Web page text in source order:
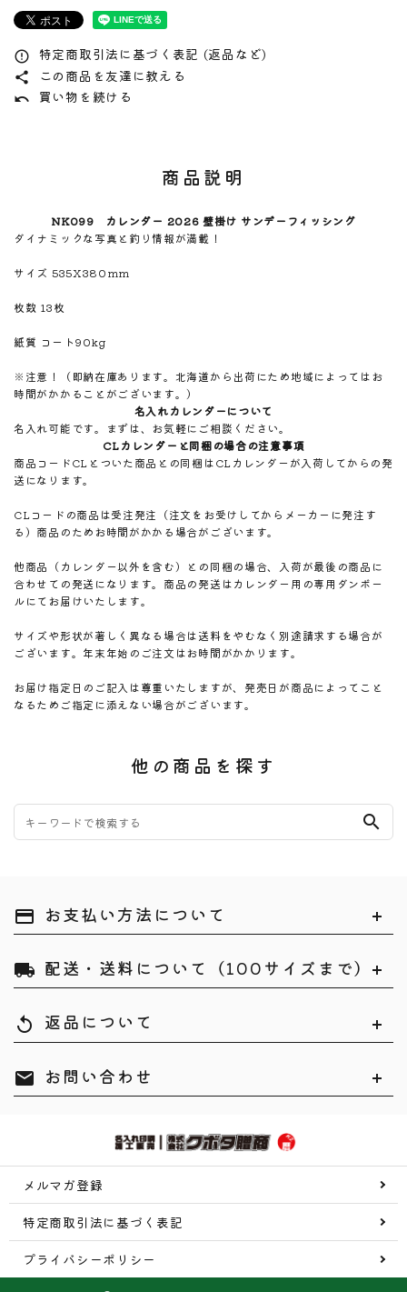
error_outline 特定商取引法に基づく表記 (返品など)
share この商品を友達に教える
undo 買い物を続ける
商品説明
NK099 カレンダー 2026 壁掛け サンデーフィッシング
ダイナミックな写真と釣り情報が満載！
サイズ 535X380mm
枚数 13枚
紙質 コート90kg
※注意！（即納在庫あります。北海道から出荷にため地域によってはお
時間がかかることがございます。）
名入れカレンダーについて
名入れ可能です。まずは、お気軽にご相談ください。
CLカレンダーと同梱の場合の注意事項
商品コードCLとついた商品との同梱はCLカレンダーが入荷してからの発
送になります。
CLコードの商品は受注発注（注文をお受けしてからメーカーに発注す
る）商品のためお時間がかかる場合がございます。
他商品（カレンダー以外を含む）との同梱の場合、入荷が最後の商品に
合わせての発送になります。商品の発送はカレンダー用の専用ダンボー
ルにてお届けいたします。
サイズや形状が著しく異なる場合は送料をやむなく別途請求する場合が
ございます。年末年始のご注文はお時間がかかります。
お届け指定日のご記入は尊重いたしますが、発売日が商品によってこと
なるためご指定に添えない場合がございます。
他の商品を探す
search
payment お支払い方法について
local_shipping 配送・送料について（100サイズまで）
replay 返品について
mail お問い合わせ
メルマガ登録
特定商取引法に基づく表記
プライバシーポリシー